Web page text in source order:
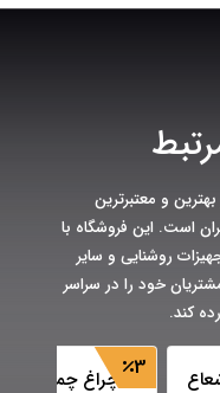
و معتبرترین
است. این فروشگاه با
روشنایی و سایر
خود را در سراسر
کند.
3